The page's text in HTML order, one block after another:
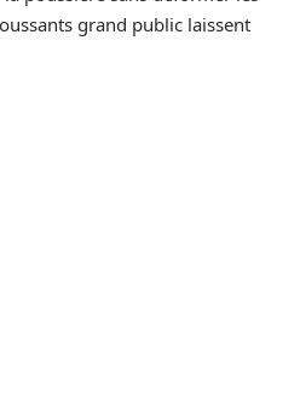
grand public laissent